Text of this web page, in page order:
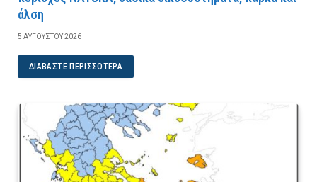
άλση
5 ΑΥΓΟΎΣΤΟΥ 2026
ΔΙΑΒΆΣΤΕ ΠΕΡΙΣΣΌΤΕΡΑ